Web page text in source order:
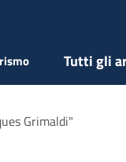
Tutti gli
Grimaldi"